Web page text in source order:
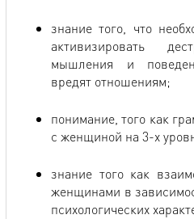
знание того, что
активизировать
мышления и
вредят отношениям;
понимание, того как
с женщиной на 3-х
знание того как
женщинами в
психологических